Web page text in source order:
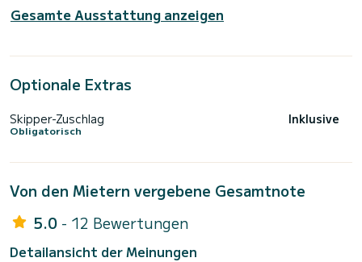
Gesamte Ausstattung anzeigen
Optionale Extras
Skipper-Zuschlag
Obligatorisch
Inklusive
Von den Mietern vergebene Gesamtnote
5.0 - 12 Bewertungen
Detailansicht der Meinungen